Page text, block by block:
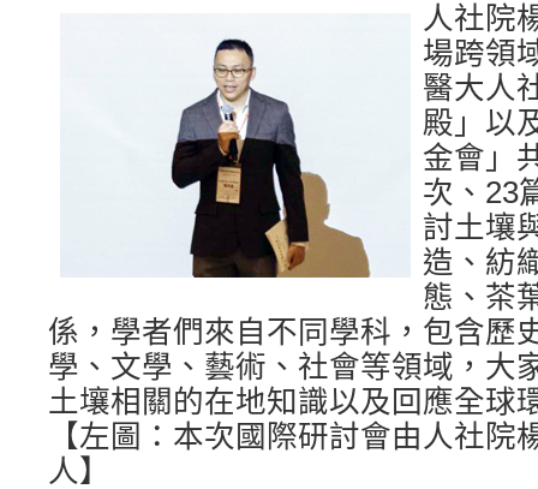
人社院
場跨領
醫大人
殿」以
金會」
次、23
討土壤
造、紡
態、茶
係，學者們來自不同學科，包含歷
學、文學、藝術、社會等領域，大
土壤相關的在地知識以及回應全球
【左圖：本次國際研討會由人社院
人】